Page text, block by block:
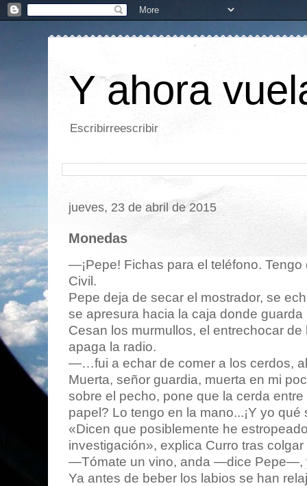
Y ahora
Escribirreescribir
jueves, 23 de abril de 2015
Monedas
—¡Pepe! Fichas para el teléfono. Tengo
Civil.
Pepe deja de secar el mostrador, se
se apresura hacia la caja donde
Cesan los murmullos, el entrechocar
apaga la radio.
—…fui a echar de comer a los cerdos,
Muerta, señor guardia, muerta en mi
sobre el pecho, pone que la cerda
papel? Lo tengo en la mano...¡Y yo qué
«Dicen que posiblemente he
investigación», explica Curro tras colgar
—Tómate un vino, anda —dice Pepe—,
Ya antes de beber los labios se han